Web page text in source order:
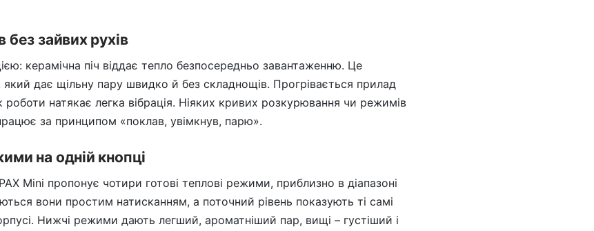
без зайвих рухів
керамічна піч віддає тепло безпосередньо завантаженню. Це
який дає щільну пару швидко й без складнощів. Прогрівається прилад
роботи натякає легка вібрація. Ніяких кривих розкурювання чи режимів
за принципом «поклав, увімкнув, парю».
на одній кнопці
Mini пропонує чотири готові теплові режими, приблизно в діапазоні
вони простим натисканням, а поточний рівень показують ті самі
Нижчі режими дають легший, ароматніший пар, вищі – густіший і